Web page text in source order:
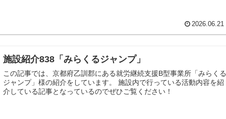
2026.06.21
施設紹介838「みらくるジャンプ」
この記事では、京都府乙訓郡にある就労継続支援B型事業所「みらくる
ジャンプ」様の紹介をしています。 施設内で行っている活動内容を紹
介している記事となっているのでぜひご覧ください！